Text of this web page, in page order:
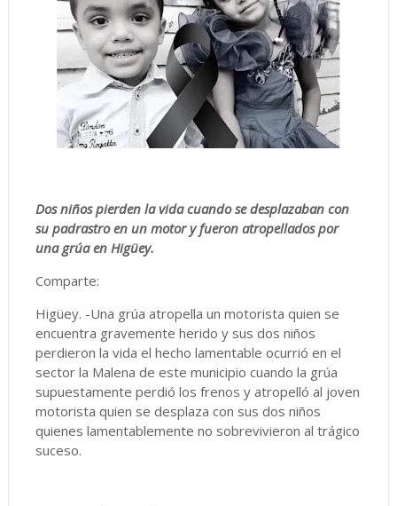
Dos niños pierden la vida cuando se desplazaban con
su padrastro en un motor y fueron atropellados por
una grúa en Higüey.
Comparte:
Higüey. -Una grúa atropella un motorista quien se
encuentra gravemente herido y sus dos niños
perdieron la vida el hecho lamentable ocurrió en el
sector la Malena de este municipio cuando la grúa
supuestamente perdió los frenos y atropelló al joven
motorista quien se desplaza con sus dos niños
quienes lamentablemente no sobrevivieron al trágico
suceso.